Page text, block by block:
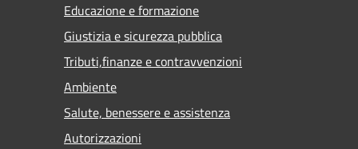
Educazione e formazione
Giustizia e sicurezza pubblica
Tributi,finanze e contravvenzioni
Ambiente
Salute, benessere e assistenza
Autorizzazioni